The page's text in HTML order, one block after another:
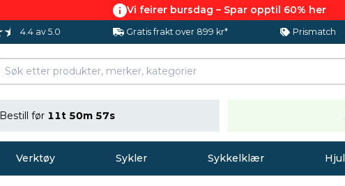
Vi feirer bursdag – Spar opptil 60% her
4.4 av 5.0 Gratis frakt over 899 kr* Prismatch
Bestill før 11t 50m 56s
Verktøy Sykler Sykkelklær Hjul